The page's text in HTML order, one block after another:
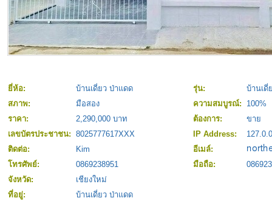
ยี่ห้อ: บ้านเดี่ยว ป่าแดด รุ่น:
บ้านเดี่
สภาพ:
มือสอง ความสมบูรณ์:
100%
ราคา:
2,290,000 บาท ต้องการ:
ขาย
เลขบัตรประชาชน: 8025777617XXX IP Address:
ติดต่อ:
Kim
อีเมล์:
โทรศัพย์:
0869238951 มือถือ:
จังหวัด:
เชียงใหม่
ที่อยู่:
บ้านเดี่ยว ป่าแดด